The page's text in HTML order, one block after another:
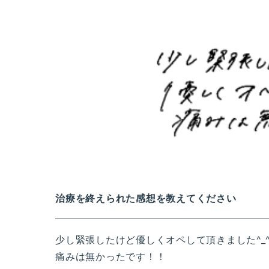
治療を終えられた感想を教えてください
少し緊張したけど優しくオペして頂きました
痛みは無かったです！！